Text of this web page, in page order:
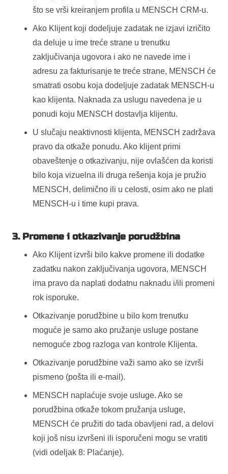
što se vrši kreiranjem profila u MENSCH CRM-u.
Ako Klijent koji dodeljuje zadatak ne izjavi izričito
da deluje u ime treće strane u trenutku
zaključivanja ugovora i ako ne navede ime i
adresu za fakturisanje te treće strane, MENSCH će
smatrati osobu koja dodeljuje zadatak MENSCH-u
kao klijenta. Naknada za uslugu navedena je u
ponudi koju MENSCH dostavlja klijentu.
U slučaju neaktivnosti klijenta, MENSCH zadržava
pravo da otkaže ponudu. Ako klijent primi
obaveštenje o otkazivanju, nije ovlašćen da koristi
bilo koja vizuelna ili druga rešenja koja je pružio
MENSCH, delimično ili u celosti, osim ako ne plati
MENSCH-u i time kupi prava.
3. Promene i otkazivanje porudžbina
Ako Klijent izvrši bilo kakve promene ili dodatke
zadatku nakon zaključivanja ugovora, MENSCH
ima pravo da naplati dodatnu naknadu i/ili promeni
rok isporuke.
Otkazivanje porudžbine u bilo kom trenutku
moguće je samo ako pružanje usluge postane
nemoguće zbog razloga van kontrole Klijenta.
Otkazivanje porudžbine važi samo ako se izvrši
pismeno (pošta ili e-mail).
MENSCH naplaćuje svoje usluge. Ako se
porudžbina otkaže tokom pružanja usluge,
MENSCH će pružiti do tada obavljeni rad, a delovi
koji još nisu izvršeni ili isporučeni mogu se vratiti
(vidi odeljak 8: Plaćanje).